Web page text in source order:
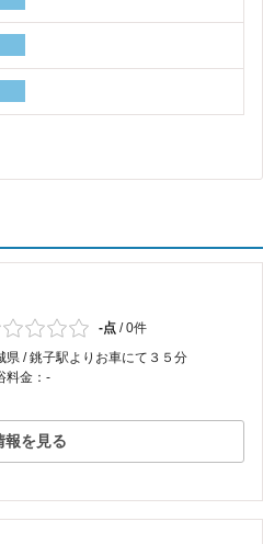
-点 /0件
県 / 銚子駅よりお車にて３５分
料金：-
報を見る